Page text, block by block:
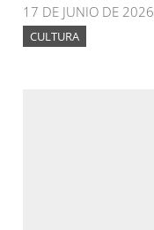
17 DE JUNIO DE 2026
CULTURA